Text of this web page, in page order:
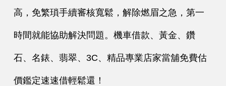
高，免繁瑣手續審核寬鬆，解除燃眉之急，第一
時間就能協助解決問題。機車借款、黃金、鑽
石、名錶、翡翠、3C、精品專業店家當舖免費估
價鑑定速速借輕鬆還！